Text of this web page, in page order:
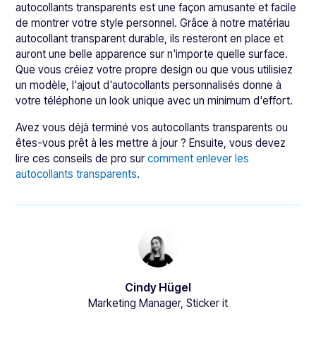
autocollants transparents est une façon amusante et facile
de montrer votre style personnel. Grâce à notre matériau
autocollant transparent durable, ils resteront en place et
auront une belle apparence sur n'importe quelle surface.
Que vous créiez votre propre design ou que vous utilisiez
un modèle, l'ajout d'autocollants personnalisés donne à
votre téléphone un look unique avec un minimum d'effort.
Avez vous déjà terminé vos autocollants transparents ou
êtes-vous prêt à les mettre à jour ? Ensuite, vous devez
lire ces conseils de pro surcomment enlever les
autocollants transparents.
Cindy Hügel
Marketing Manager, Sticker it